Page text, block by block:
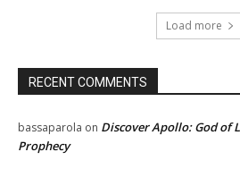
Load more
RECENT COMMENTS
bassaparola on Discover Apollo: God of
Prophecy